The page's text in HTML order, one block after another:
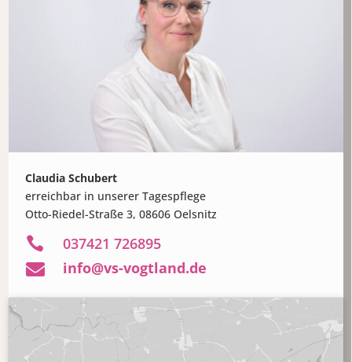
Claudia Schubert
erreichbar in unserer Tagespflege
Otto-Riedel-Straße 3, 08606 Oelsnitz

037421 726895

info@vs-vogtland.de